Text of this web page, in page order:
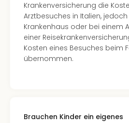
Krankenversicherung die
Arztbesuches in Italien,
Krankenhaus oder bei einem
einer
Kosten eines Besuches beim
übernommen.
Brauchen Kinder ein eigenes